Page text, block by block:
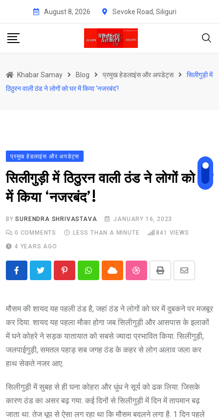
content
August 8, 2026 Sevoke Road, Siliguri
Khabar Samay Blog प्रमुख हेडलाइंस और अपडेट्स
सिलीगुड़ी में
ठिठुरन वाली ठंड ने लोगों को घर में किया ‘नजरबंद’!
प्रमुख हेडलाइंस और अपडेट्स
सिलीगुड़ी में ठिठुरन वाली ठंड ने लोगों को घर
में किया ‘नजरबंद’!
BYSURENDRA SHRIVASTAVA
JANUARY 16, 2023
0 COMMENTS LESS THAN A MINUTE 841
VIEWS
4 YEARS AGO
PinterestWhatsappCloud StumbleUpon
Print
Share
Email
मौसम की शायद यह पहली ठंड है, जहां ठंड ने लोगों को घर में दुबकने पर मजबूर
कर दिया. शायद यह पहला मौका होगा जब सिलीगुड़ी और आसपास के इलाकों
में घने कोहरे ने सड़क यातायात को सबसे ज्यादा प्रभावित किया. सिलीगुड़ी,
जलपाईगुड़ी, समतल पहाड़ सब जगह ठंड के कहर से लोग अलाव जला कर
हाथ सेकते नजर आए.
सिलीगुड़ी में सुबह से ही घना कोहरा और धुंध ने सूर्य को ढक लिया. जिसके
कारण ठंड का असर बढ़ गया. कई दिनों से सिलीगुड़ी में दिन में तापमान बढ़
जाता था. तेज धूप से ऐसा लग रहा था कि मौसम बदलने लगा है. 1 दिन पहले